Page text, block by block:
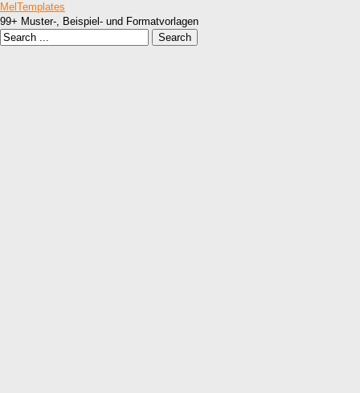
MelTemplates
99+ Muster-, Beispiel- und Formatvorlagen